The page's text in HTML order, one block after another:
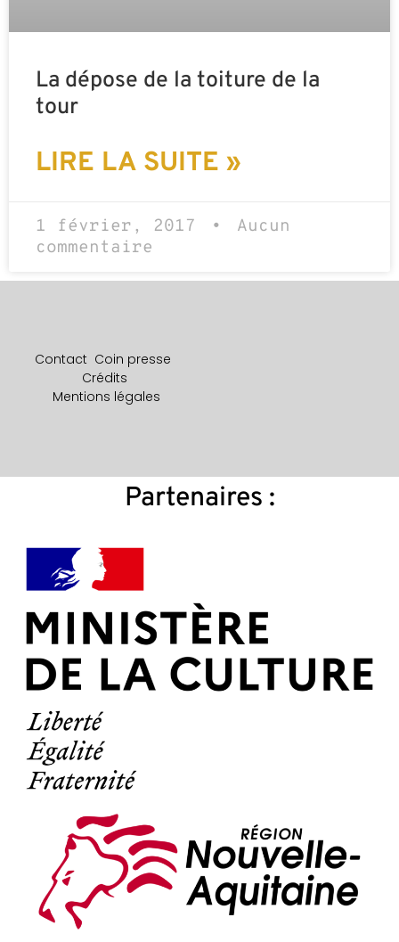
La dépose de la toiture de la
tour
LIRE LA SUITE »
1 février, 2017
Aucun
commentaire
Contact Coin presse
Crédits
Mentions légales
Partenaires :